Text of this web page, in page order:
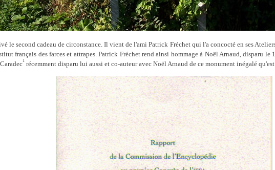
le second cadeau de circonstance. Il vient de l'ami Patrick Fréchet qui l'a concocté en ses
français des farces et attrapes. Patrick Fréchet rend ainsi hommage à Noël Arnaud, disparu le
1 récemment disparu lui aussi et co-auteur avec Noël Arnaud de ce monument inégalé